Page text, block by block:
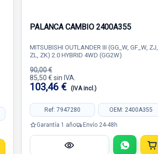
PALANCA CAMBIO 2400A355
MITSUBISHI OUTLANDER III (GG_W, GF_W, ZJ,
ZL, ZK) 2.0 HYBRID 4WD (GG2W)
90,00 €
85,50 € sin IVA.
103,46 € (IVA incl.)
Ref: 7947280 OEM: 2400A355
Garantía 1 año Envío 24-48h